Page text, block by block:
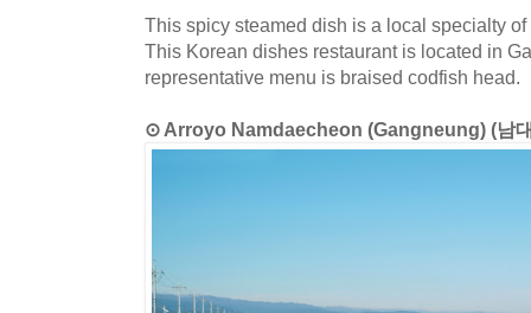
This spicy steamed dish is a local specialty
This Korean dishes restaurant is located in
representative menu is braised codfish head.
⊙ Arroyo Namdaecheon (Gangneung) (남